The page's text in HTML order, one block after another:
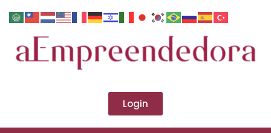
Login